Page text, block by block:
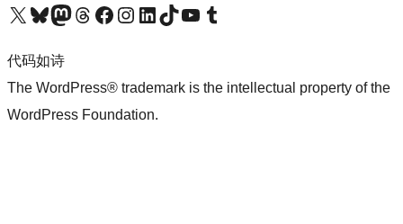
关注我们的 X（原 Twitter）账号访问我们的 Bluesky 账号关注我们的 Mastodon 账号访问我们的 Threads 账号 访问我们的 Facebook 公共主页关注我们的 Instagram 账号 关注我们的 LinkedIn 主页访问我们的 TikTok 账号访问我们的 YouTube 频道 访问我们的 Tumblr 账号
代码如诗
The WordPress® trademark is the intellectual property of the
WordPress Foundation.